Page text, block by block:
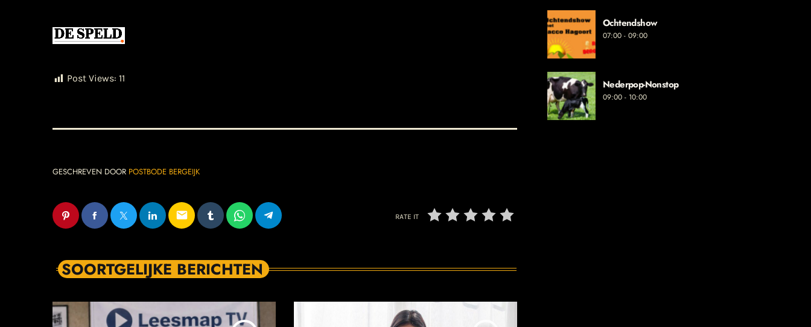
Post Views: 11
GESCHREVEN DOOR POSTBODE BERGEIJK
email RATE IT
SOORTGELIJKE BERICHTEN
Ochtendshow
07:00 - 09:00
Nederpop-Nonstop
09:00 - 10:00